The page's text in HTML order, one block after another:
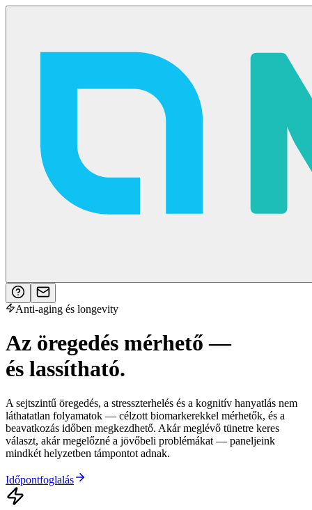
Anti-aging és longevity
Az öregedés mérhető —
és lassítható.
A sejtszintű öregedés, a stresszterhelés és a kognitív hanyatlás nem
láthatatlan folyamatok — célzott biomarkerekkel mérhetők, és a
beavatkozás időben megkezdhető. Akár meglévő tünetre keres
választ, akár megelőzné a jövőbeli problémákat — paneljeink
mindkét helyzetben támpontot adnak.
Időpontfoglalás